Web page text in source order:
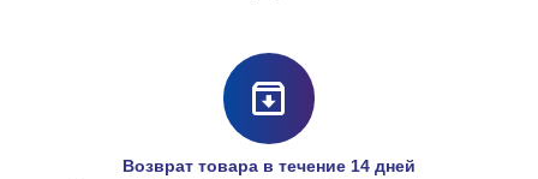
Возврат товара в течение 14 дней